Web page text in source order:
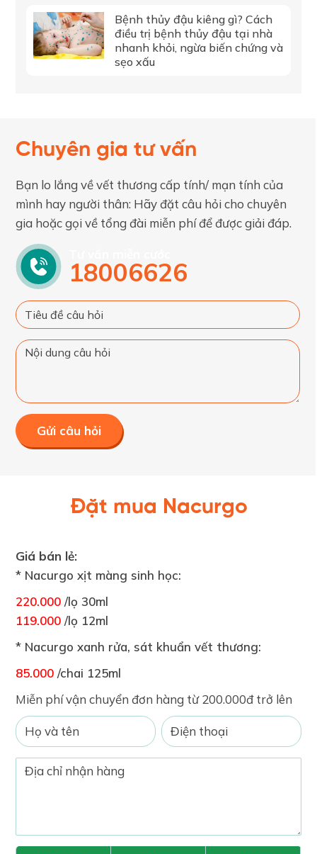
Bệnh thủy đậu kiêng gì? Cách
điều trị bệnh thủy đậu tại nhà
nhanh khỏi, ngừa biến chứng và
sẹo xấu
Chuyên gia tư vấn
Bạn lo lắng về vết thương cấp tính/ mạn tính của
mình hay người thân: Hãy đặt câu hỏi cho chuyên
gia hoặc gọi về tổng đài miễn phí để được giải đáp.
18006626
Gửi câu hỏi
Đặt mua Nacurgo
Giá bán lẻ:
* Nacurgo xịt màng sinh học:
220.000 /lọ 30ml
119.000 /lọ 12ml
* Nacurgo xanh rửa, sát khuẩn vết thương:
85.000 /chai 125ml
Miễn phí vận chuyển đơn hàng từ 200.000đ trở lên